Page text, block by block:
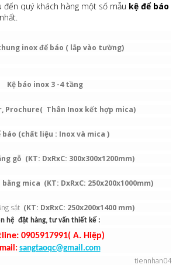
đến quý khách hàng một số mẫu kệ để báo
inox để báo ( lắp vào tường)
Kệ báo inox 3 -4 tầng
Prochure( Thân Inox kết hợp mica)
báo (chất liệu : Inox và mica )
gỗ (KT: DxRxC: 300x300x1200mm)
mica (KT: DxRxC: 250x200x1000mm)
sắt(KT: DxRxC: 250x200x1400 mm)
hệ đặt hàng, tư vấn thiết kế :
0905917991( A. Hiệp)
sangtaoqc@gmail.com
tiennhan04